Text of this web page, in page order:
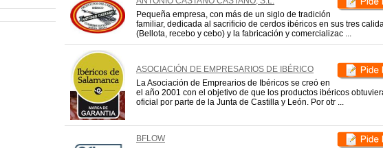
Pequeña empresa, con más de un siglo de tradición
familiar, dedicada al sacrificio de cerdos ibéricos en sus tres
(Bellota, recebo y cebo) y la fabricación y comercializac ...
ASOCIACIÓN DE EMPRESARIOS DE IBÉRICO
La Asociación de Emprearios de Ibéricos se creó en
el año 2001 con el objetivo de que los productos ibéricos
oficial por parte de la Junta de Castilla y León. Por otr ...
BFLOW